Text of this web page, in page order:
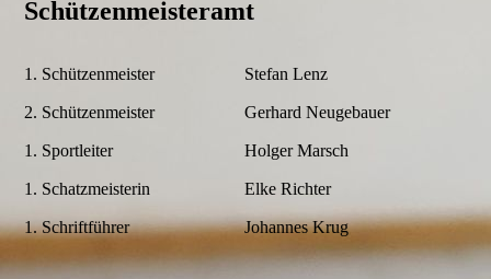
Schützenmeisteramt
1. Schützenmeister Stefan Lenz
2. Schützenmeister Gerhard Neugebauer
1. Sportleiter Holger Marsch
1. Schatzmeisterin Elke Richter
1. Schriftführer Johannes Krug